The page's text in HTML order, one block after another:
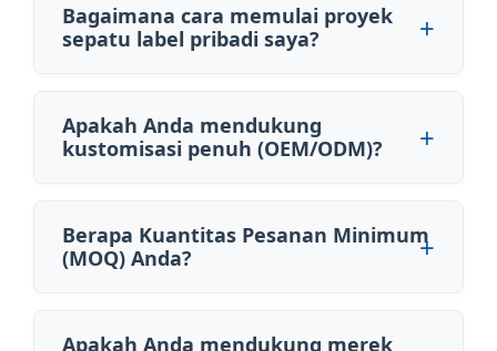
Bagaimana cara memulai proyek
sepatu label pribadi saya?
Apakah Anda mendukung
kustomisasi penuh (OEM/ODM)?
Berapa Kuantitas Pesanan Minimum
(MOQ) Anda?
Apakah Anda mendukung merek